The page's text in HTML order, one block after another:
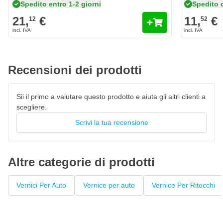
Caratteristiche della vernice per ritocchi di Ford
Europa BHPEWWA Mustard Olive Metallic
Vernice per auto ad asciugatura rapida, resistente al 100% ai
Penna laccata con pennello privo di pelucchi
Questo fondo può essere verniciato con
Spedito entro 1-2 giorni
21,12 €
Spedito
11,52 €
Recensioni dei prodotti
Sii il primo a valutare questo prodotto e aiuta gli altri clienti a
scegliere.
Scrivi la tua recensione
Altre categorie di prodotti
Vernici Per Auto Vernice per auto Vernice Per Ritocchi